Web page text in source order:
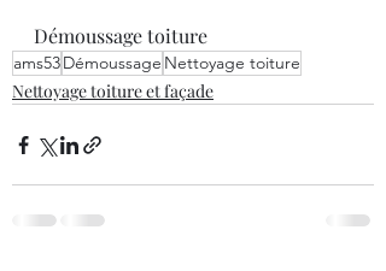
Démoussage toiture
ams53Démoussage Nettoyage toiture
Nettoyage toiture et façade